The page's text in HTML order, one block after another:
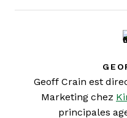
Geoff Crain est
Marketing chez
principales